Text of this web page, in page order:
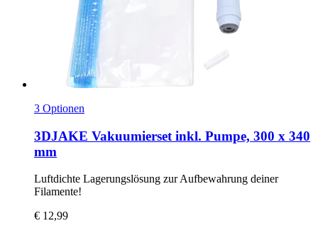
3 Optionen
3DJAKE Vakuumierset inkl. Pumpe, 300 x 340
mm
Luftdichte Lagerungslösung zur Aufbewahrung deiner
Filamente!
€ 12,99